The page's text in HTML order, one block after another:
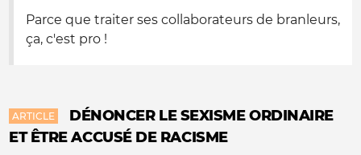
Parce que traiter ses collaborateurs de branleurs,
ça, c'est pro !
ARTICLE
DÉNONCER LE SEXISME ORDINAIRE
ET ÊTRE ACCUSÉ DE RACISME